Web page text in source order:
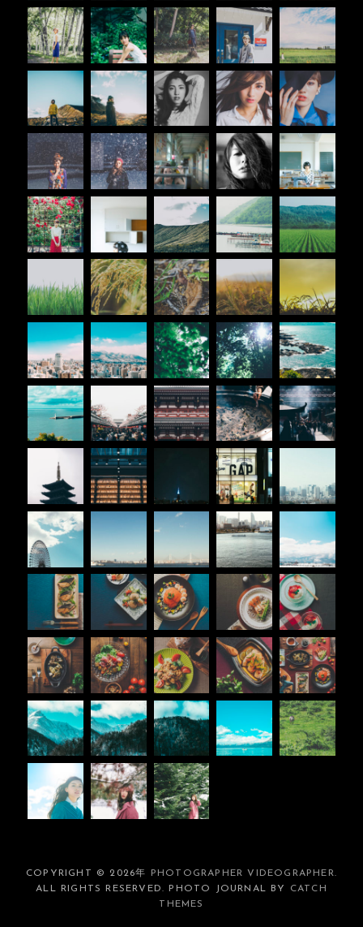
COPYRIGHT © 2026年 PHOTOGRAPHER VIDEOGRAPHER.
ALL RIGHTS RESERVED. PHOTO JOURNAL BY
CATCH
THEMES